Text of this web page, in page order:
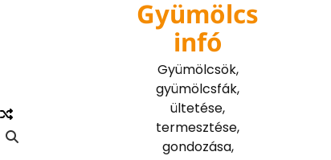
Gyümölcs
infó
Gyümölcsök,
gyümölcsfák,
ültetése,
termesztése,
gondozása,